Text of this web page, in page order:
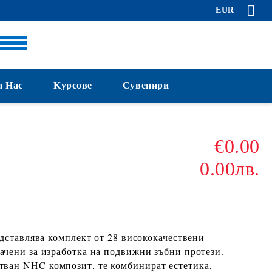
EUR
Нас Kурсове Сувенири
€0.00
0.00лв.
комплект от28 висококачествени
за изработка на подвижни зъбни протези.
NHC композит, те комбиниратестетика,